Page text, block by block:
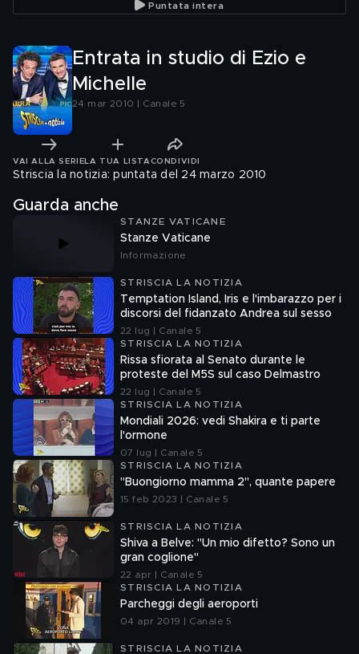
Puntata intera
Entrata in studio di Ezio e
Michelle
24 mar 2010 | Canale 5
VAI ALLA SERIE LA TUA LISTA CONDIVIDI
Striscia la notizia: puntata del 24 marzo 2010
Guarda anche
STANZE VATICANE
Stanze Vaticane
Informazione
STRISCIA LA NOTIZIA
Temptation Island, Iris e l'imbarazzo per i
discorsi del fidanzato Andrea sul sesso
22 lug | Canale 5
STRISCIA LA NOTIZIA
Rissa sfiorata al Senato durante le
proteste del M5S sul caso Delmastro
22 lug | Canale 5
STRISCIA LA NOTIZIA
Mondiali 2026: vedi Shakira e ti parte
l'ormone
07 lug | Canale 5
STRISCIA LA NOTIZIA
"Buongiorno mamma 2", quante papere
15 feb 2023 | Canale 5
STRISCIA LA NOTIZIA
Shiva a Belve: "Un mio difetto? Sono un
gran coglione"
22 apr | Canale 5
STRISCIA LA NOTIZIA
Parcheggi degli aeroporti
04 apr 2019 | Canale 5
STRISCIA LA NOTIZIA